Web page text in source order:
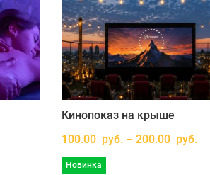
Кинопоказ на крыше
100.00 руб. – 200.00 руб.
Новинка